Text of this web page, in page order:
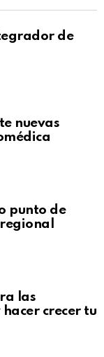
de
nuevas
punto de
las
crecer tu